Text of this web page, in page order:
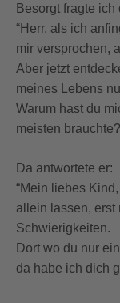
Besorgt fragte ich
“Herr, als ich
mir versprochen,
Aber jetzt
meines Lebens
Warum hast du
meisten
Da antwortete er:
“Mein liebes
allein lassen, erst
Schwierigkeiten.
Dort wo du nur
da habe ich dich